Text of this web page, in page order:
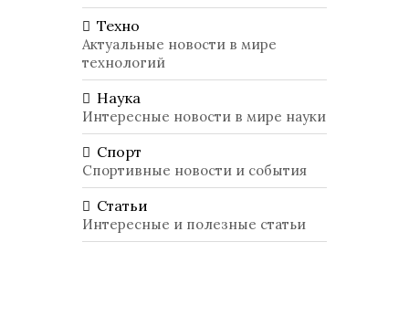
Техно
Актуальные новости в мире
технологий
Наука
Интересные новости в мире науки
Спорт
Спортивные новости и события
Статьи
Интересные и полезные статьи